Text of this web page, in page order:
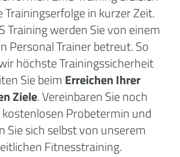
Trainingserfolge in kurzer Zeit.
Training werden Sie von einem
Personal Trainer betreut. So
höchste Trainingssicherheit
Sie beimErreichen Ihrer
Ziele. Vereinbaren Sie noch
Probetermin und
Sie sich selbst von unserem
Fitnesstraining.